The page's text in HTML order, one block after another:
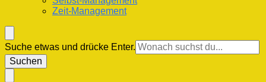
Zeit-Management
Suchst
du
nach
Suche etwas und drücke Enter.